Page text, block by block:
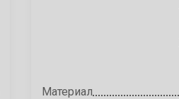
Материал